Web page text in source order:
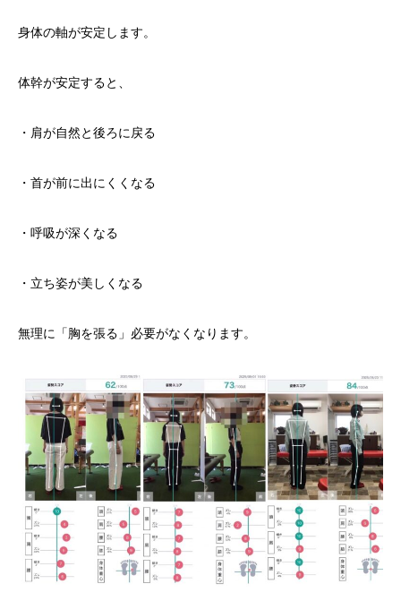
身体の軸が安定します。
体幹が安定すると、
・肩が自然と後ろに戻る
・首が前に出にくくなる
・呼吸が深くなる
・立ち姿が美しくなる
無理に「胸を張る」必要がなくなります。